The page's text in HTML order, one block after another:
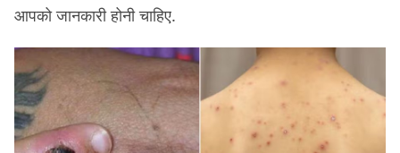
आपको जानकारी होनी चाहिए.